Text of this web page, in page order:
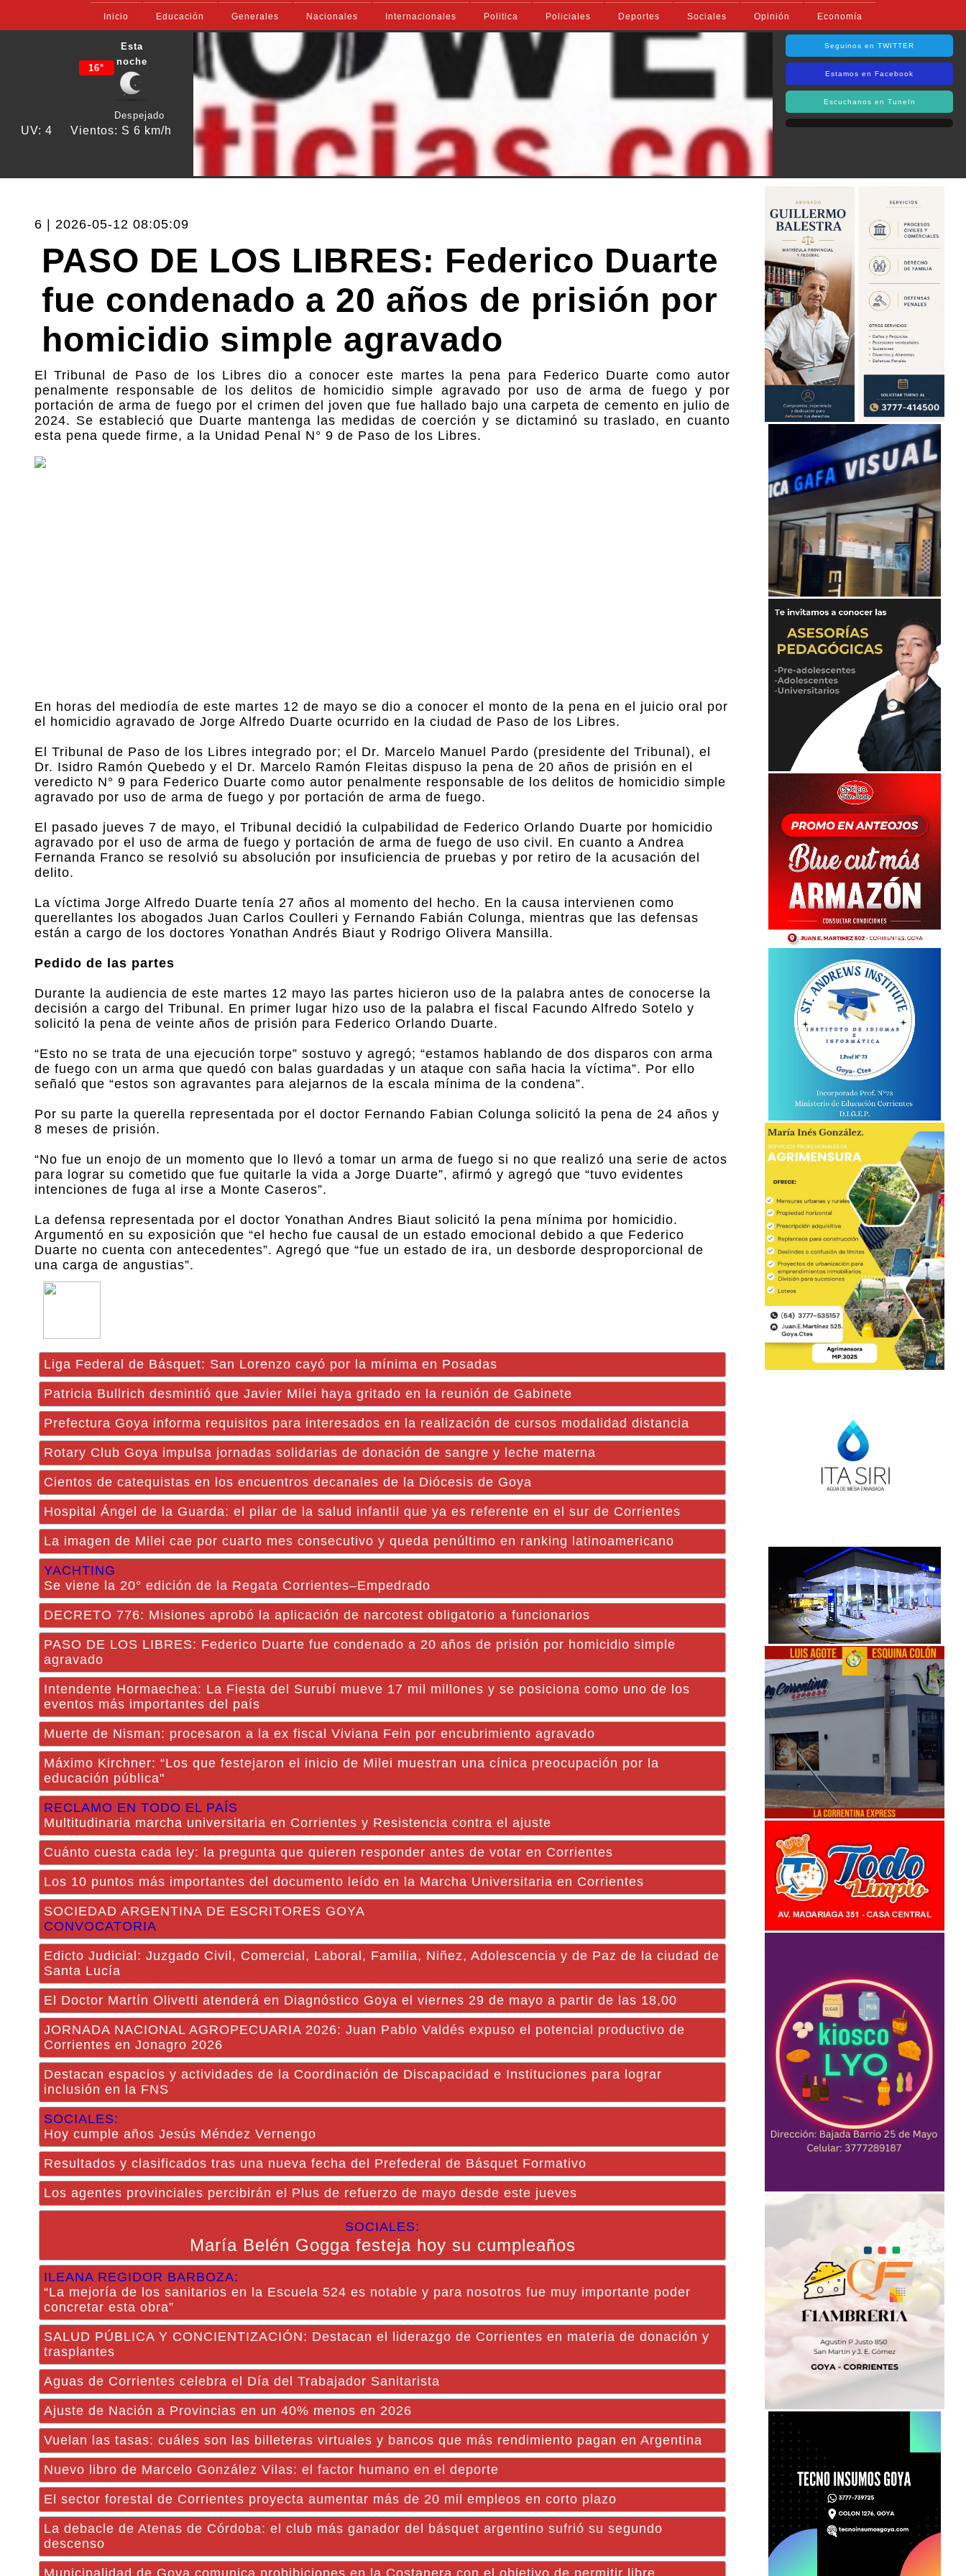
Inicio Educación Generales Nacionales Internacionales Politica Policiales Deportes Sociales Opinión Economía
16°
Esta
noche
Despejado
UV: 4 Vientos: S 6 km/h
Seguinos en TWITTER
Estamos en Facebook
Escuchanos en TuneIn
6 | 2026-05-12 08:05:09
PASO DE LOS LIBRES: Federico Duarte
fue condenado a 20 años de prisión por
homicidio simple agravado
El Tribunal de Paso de los Libres dio a conocer este martes la pena para Federico Duarte como autor
penalmente responsable de los delitos de homicidio simple agravado por uso de arma de fuego y por
portación de arma de fuego por el crimen del joven que fue hallado bajo una carpeta de cemento en julio de
2024. Se estableció que Duarte mantenga las medidas de coerción y se dictaminó su traslado, en cuanto
esta pena quede firme, a la Unidad Penal N° 9 de Paso de los Libres.
En horas del mediodía de este martes 12 de mayo se dio a conocer el monto de la pena en el juicio oral por
el homicidio agravado de Jorge Alfredo Duarte ocurrido en la ciudad de Paso de los Libres.
El Tribunal de Paso de los Libres integrado por; el Dr. Marcelo Manuel Pardo (presidente del Tribunal), el
Dr. Isidro Ramón Quebedo y el Dr. Marcelo Ramón Fleitas dispuso la pena de 20 años de prisión en el
veredicto N° 9 para Federico Duarte como autor penalmente responsable de los delitos de homicidio simple
agravado por uso de arma de fuego y por portación de arma de fuego.
El pasado jueves 7 de mayo, el Tribunal decidió la culpabilidad de Federico Orlando Duarte por homicidio
agravado por el uso de arma de fuego y portación de arma de fuego de uso civil. En cuanto a Andrea
Fernanda Franco se resolvió su absolución por insuficiencia de pruebas y por retiro de la acusación del
delito.
La víctima Jorge Alfredo Duarte tenía 27 años al momento del hecho. En la causa intervienen como
querellantes los abogados Juan Carlos Coulleri y Fernando Fabián Colunga, mientras que las defensas
están a cargo de los doctores Yonathan Andrés Biaut y Rodrigo Olivera Mansilla.
Pedido de las partes
Durante la audiencia de este martes 12 mayo las partes hicieron uso de la palabra antes de conocerse la
decisión a cargo del Tribunal. En primer lugar hizo uso de la palabra el fiscal Facundo Alfredo Sotelo y
solicitó la pena de veinte años de prisión para Federico Orlando Duarte.
“Esto no se trata de una ejecución torpe” sostuvo y agregó; “estamos hablando de dos disparos con arma
de fuego con un arma que quedó con balas guardadas y un ataque con saña hacia la víctima”. Por ello
señaló que “estos son agravantes para alejarnos de la escala mínima de la condena”.
Por su parte la querella representada por el doctor Fernando Fabian Colunga solicitó la pena de 24 años y
8 meses de prisión.
“No fue un enojo de un momento que lo llevó a tomar un arma de fuego si no que realizó una serie de actos
para lograr su cometido que fue quitarle la vida a Jorge Duarte”, afirmó y agregó que “tuvo evidentes
intenciones de fuga al irse a Monte Caseros”.
La defensa representada por el doctor Yonathan Andres Biaut solicitó la pena mínima por homicidio.
Argumentó en su exposición que “el hecho fue causal de un estado emocional debido a que Federico
Duarte no cuenta con antecedentes”. Agregó que “fue un estado de ira, un desborde desproporcional de
una carga de angustias”.
Liga Federal de Básquet: San Lorenzo cayó por la mínima en Posadas
Patricia Bullrich desmintió que Javier Milei haya gritado en la reunión de Gabinete
Prefectura Goya informa requisitos para interesados en la realización de cursos modalidad distancia
Rotary Club Goya impulsa jornadas solidarias de donación de sangre y leche materna
Cientos de catequistas en los encuentros decanales de la Diócesis de Goya
Hospital Ángel de la Guarda: el pilar de la salud infantil que ya es referente en el sur de Corrientes
La imagen de Milei cae por cuarto mes consecutivo y queda penúltimo en ranking latinoamericano
YACHTING
Se viene la 20° edición de la Regata Corrientes–Empedrado
DECRETO 776: Misiones aprobó la aplicación de narcotest obligatorio a funcionarios
PASO DE LOS LIBRES: Federico Duarte fue condenado a 20 años de prisión por homicidio simple
agravado
Intendente Hormaechea: La Fiesta del Surubí mueve 17 mil millones y se posiciona como uno de los
eventos más importantes del país
Muerte de Nisman: procesaron a la ex fiscal Viviana Fein por encubrimiento agravado
Máximo Kirchner: “Los que festejaron el inicio de Milei muestran una cínica preocupación por la
educación pública"
RECLAMO EN TODO EL PAÍS
Multitudinaria marcha universitaria en Corrientes y Resistencia contra el ajuste
Cuánto cuesta cada ley: la pregunta que quieren responder antes de votar en Corrientes
Los 10 puntos más importantes del documento leído en la Marcha Universitaria en Corrientes
SOCIEDAD ARGENTINA DE ESCRITORES GOYA
CONVOCATORIA
Edicto Judicial: Juzgado Civil, Comercial, Laboral, Familia, Niñez, Adolescencia y de Paz de la ciudad de
Santa Lucía
El Doctor Martín Olivetti atenderá en Diagnóstico Goya el viernes 29 de mayo a partir de las 18,00
JORNADA NACIONAL AGROPECUARIA 2026: Juan Pablo Valdés expuso el potencial productivo de
Corrientes en Jonagro 2026
Destacan espacios y actividades de la Coordinación de Discapacidad e Instituciones para lograr
inclusión en la FNS
SOCIALES:
Hoy cumple años Jesús Méndez Vernengo
Resultados y clasificados tras una nueva fecha del Prefederal de Básquet Formativo
Los agentes provinciales percibirán el Plus de refuerzo de mayo desde este jueves
SOCIALES:
María Belén Gogga festeja hoy su cumpleaños
ILEANA REGIDOR BARBOZA:
“La mejoría de los sanitarios en la Escuela 524 es notable y para nosotros fue muy importante poder
concretar esta obra”
SALUD PÚBLICA Y CONCIENTIZACIÓN: Destacan el liderazgo de Corrientes en materia de donación y
trasplantes
Aguas de Corrientes celebra el Día del Trabajador Sanitarista
Ajuste de Nación a Provincias en un 40% menos en 2026
Vuelan las tasas: cuáles son las billeteras virtuales y bancos que más rendimiento pagan en Argentina
Nuevo libro de Marcelo González Vilas: el factor humano en el deporte
El sector forestal de Corrientes proyecta aumentar más de 20 mil empleos en corto plazo
La debacle de Atenas de Córdoba: el club más ganador del básquet argentino sufrió su segundo
descenso
Municipalidad de Goya comunica prohibiciones en la Costanera con el objetivo de permitir libre